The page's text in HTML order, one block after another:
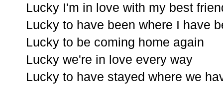
Lucky I'm in love with my best
Lucky to have been where I have
Lucky to be coming home again
Lucky we're in love every way
Lucky to have stayed where we